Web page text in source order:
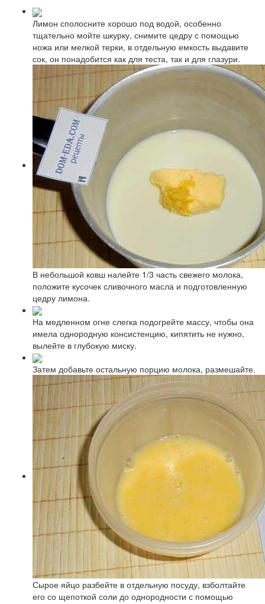
Лимон сполосните хорошо под водой, особенно
тщательно мойте шкурку, снимите цедру с помощью
ножа или мелкой терки, в отдельную емкость выдавите
сок, он понадобится как для теста, так и для глазури.
В небольшой ковш налейте 1/3 часть свежего молока,
положите кусочек сливочного масла и подготовленную
цедру лимона.
На медленном огне слегка подогрейте массу, чтобы она
имела однородную консистенцию, кипятить не нужно,
вылейте в глубокую миску.
Затем добавьте остальную порцию молока, размешайте.
Сырое яйцо разбейте в отдельную посуду, взболтайте
его со щепоткой соли до однородности с помощью